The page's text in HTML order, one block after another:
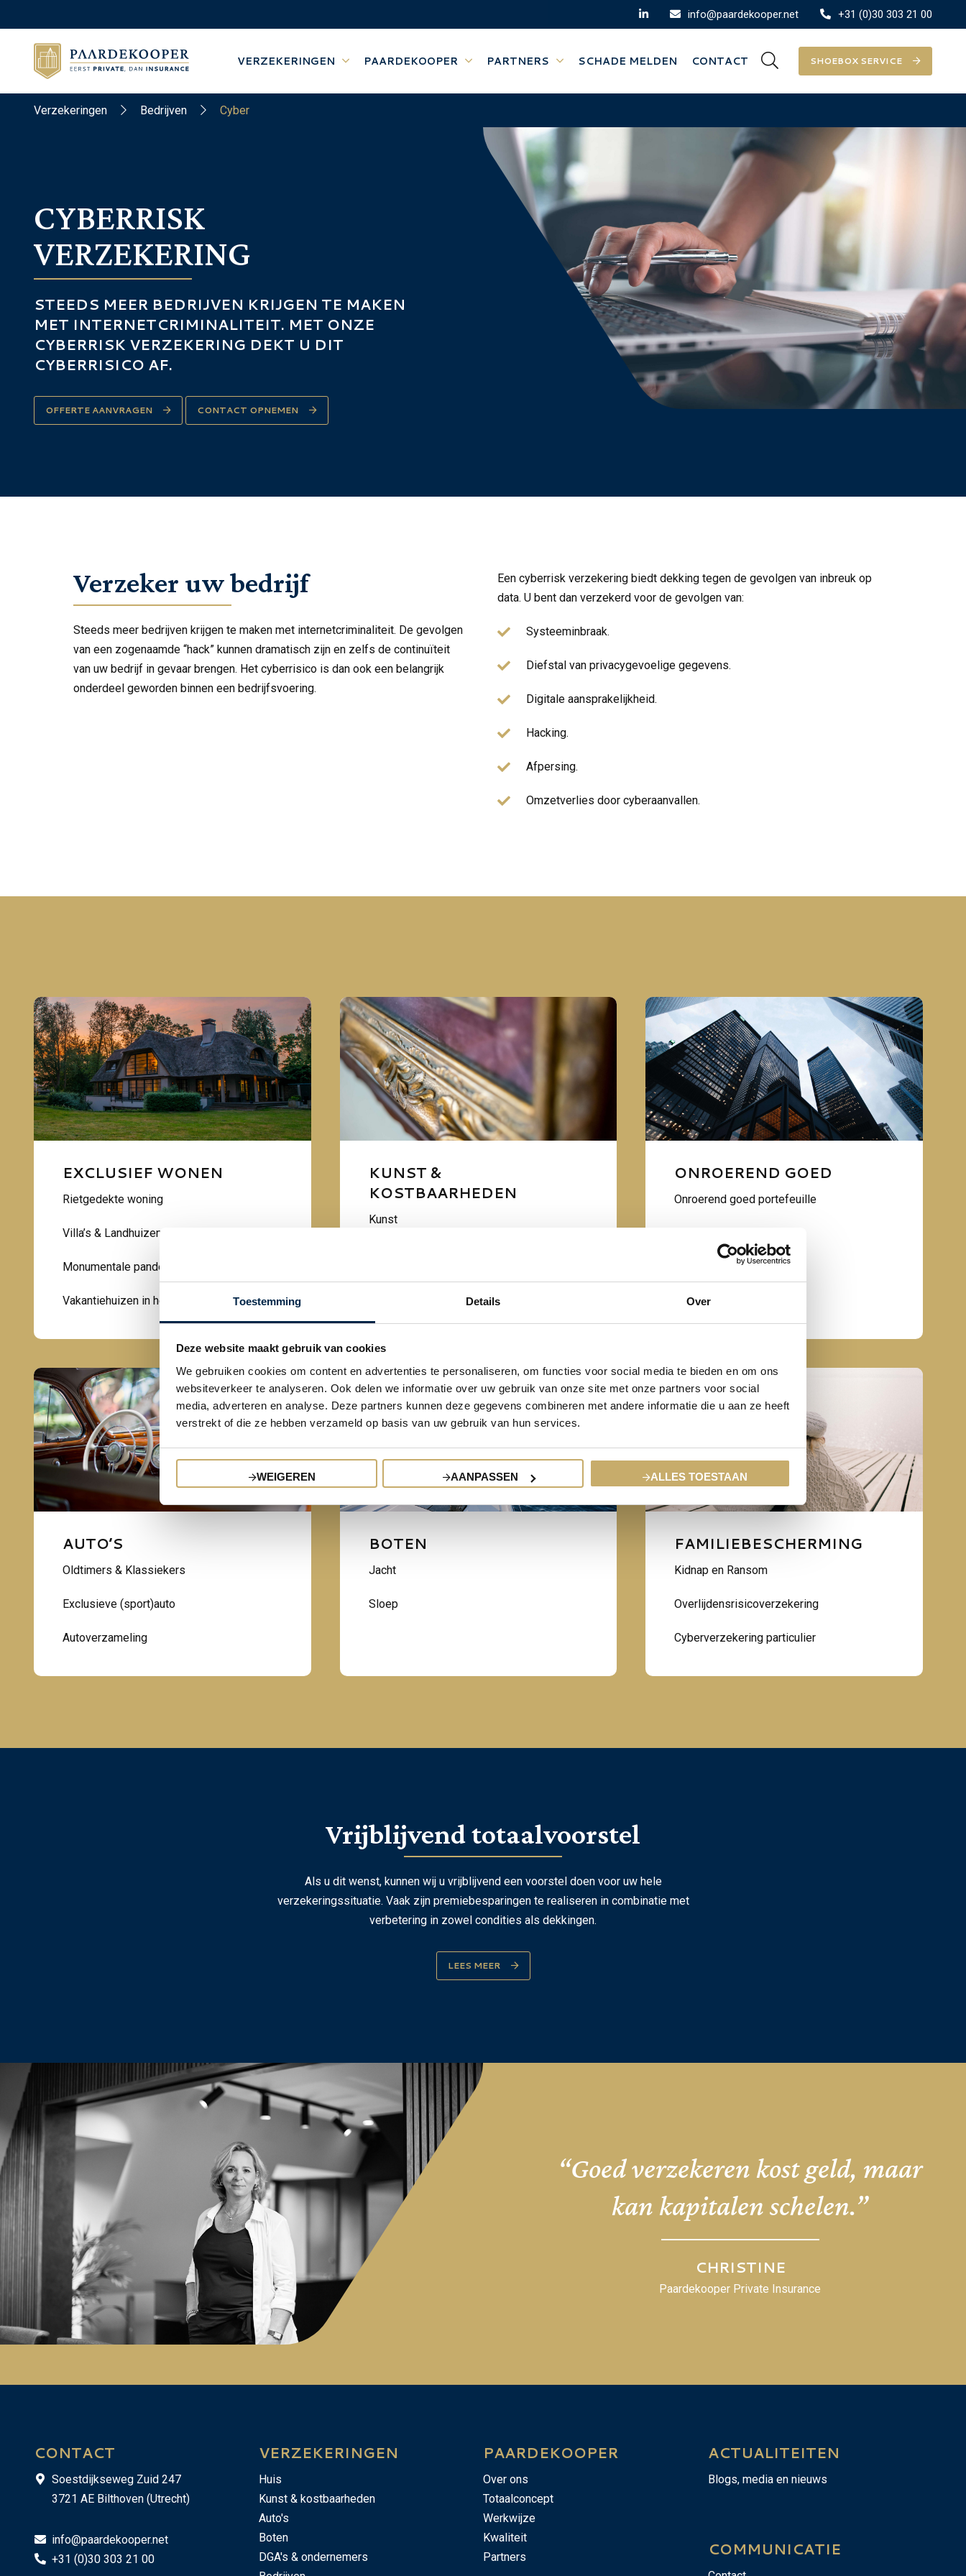
Toestemming Details Over
Deze website maakt gebruik van cookies
We gebruiken cookies om content en advertenties te personaliseren, om functies voor social media te bieden en om ons
websiteverkeer te analyseren. Ook delen we informatie over uw gebruik van onze site met onze partners voor social
media, adverteren en analyse. Deze partners kunnen deze gegevens combineren met andere informatie die u aan ze heeft
verstrekt of die ze hebben verzameld op basis van uw gebruik van hun services.
WEIGEREN AANPASSEN ALLES TOESTAAN
info@paardekooper.net +31 (0)30 303 21 00
VERZEKERINGEN PAARDEKOOPER PARTNERS SCHADE MELDEN CONTACT SHOEBOX SERVICE
Verzekeringen Bedrijven Cyber
CYBERRISK
VERZEKERING
STEEDS MEER BEDRIJVEN KRIJGEN TE MAKEN
MET INTERNETCRIMINALITEIT. MET ONZE
CYBERRISK VERZEKERING DEKT U DIT
CYBERRISICO AF.
OFFERTE AANVRAGEN CONTACT OPNEMEN
Verzeker uw bedrijf
Steeds meer bedrijven krijgen te maken met internetcriminaliteit. De gevolgen
van een zogenaamde “hack” kunnen dramatisch zijn en zelfs de continuïteit
van uw bedrijf in gevaar brengen. Het cyberrisico is dan ook een belangrijk
onderdeel geworden binnen een bedrijfsvoering.
Een cyberrisk verzekering biedt dekking tegen de gevolgen van inbreuk op
data. U bent dan verzekerd voor de gevolgen van:
Systeeminbraak.
Diefstal van privacygevoelige gegevens.
Digitale aansprakelijkheid.
Hacking.
Afpersing.
Omzetverlies door cyberaanvallen.
EXCLUSIEF WONEN
Rietgedekte woning
Villa’s & Landhuizen
Monumentale panden
Vakantiehuizen in het buitenland
KUNST &
KOSTBAARHEDEN
Kunst
Juwelen & Horloges
ONROEREND GOED
Onroerend goed portefeuille
Aansprakelijkheid
AUTO’S
Oldtimers & Klassiekers
Exclusieve (sport)auto
Autoverzameling
BOTEN
Jacht
Sloep
FAMILIEBESCHERMING
Kidnap en Ransom
Overlijdensrisicoverzekering
Cyberverzekering particulier
Vrijblijvend totaalvoorstel
Als u dit wenst, kunnen wij u vrijblijvend een voorstel doen voor uw hele
verzekeringssituatie. Vaak zijn premiebesparingen te realiseren in combinatie met
verbetering in zowel condities als dekkingen.
LEES MEER
“Goed verzekeren kost geld, maar
kan kapitalen schelen.”
CHRISTINE
Paardekooper Private Insurance
CONTACT
Soestdijkseweg Zuid 247
3721 AE Bilthoven (Utrecht)
info@paardekooper.net
+31 (0)30 303 21 00
VERZEKERINGEN
Huis
Kunst & kostbaarheden
Auto's
Boten
DGA's & ondernemers
PAARDEKOOPER
Over ons
Totaalconcept
Werkwijze
Kwaliteit
Partners
ACTUALITEITEN
Blogs, media en nieuws
COMMUNICATIE